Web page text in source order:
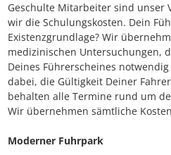
Geschulte Mitarbeiter sind unser
wir die Schulungskosten. Dein
Existenzgrundlage? Wir
medizinischen Untersuchungen,
Deines Führerscheines
dabei, die Gültigkeit Deiner
behalten alle Termine rund um
Wir übernehmen sämtliche
Moderner Fuhrpark